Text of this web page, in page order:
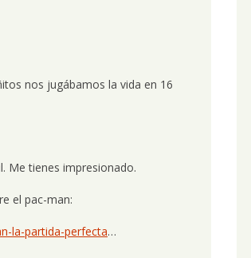
nos jugábamos la vida en 16
Me tienes impresionado.
el pac-man:
la-partida-perfecta…